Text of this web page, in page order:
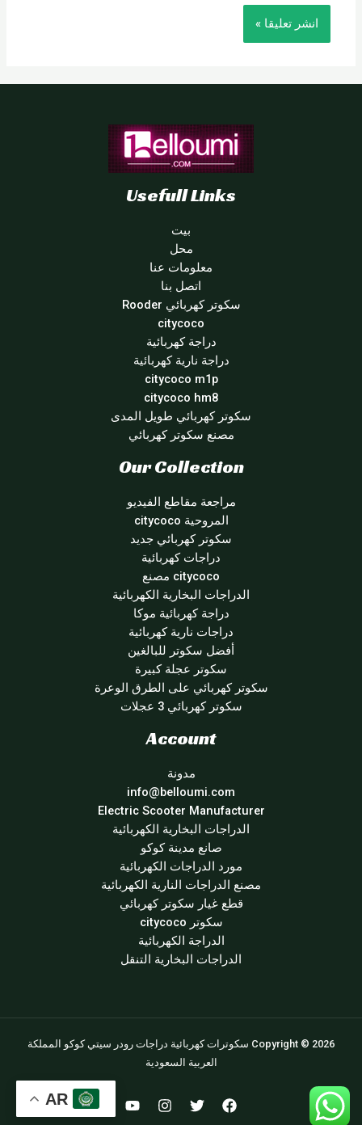
Usefull Links
بيت
محل
معلومات عنا
اتصل بنا
سكوتر كهربائي Rooder
citycoco
دراجة كهربائية
دراجة نارية كهربائية
citycoco m1p
citycoco hm8
سكوتر كهربائي طويل المدى
مصنع سكوتر كهربائي
Our Collection
مراجعة مقاطع الفيديو
المروحية citycoco
سكوتر كهربائي جديد
دراجات كهربائية
citycoco مصنع
الدراجات البخارية الكهربائية
دراجة كهربائية موكا
دراجات نارية كهربائية
أفضل سكوتر للبالغين
سكوتر عجلة كبيرة
سكوتر كهربائي على الطرق الوعرة
سكوتر كهربائي 3 عجلات
Account
مدونة
info@belloumi.com
Electric Scooter Manufacturer
الدراجات البخارية الكهربائية
صانع مدينة كوكو
مورد الدراجات الكهربائية
مصنع الدراجات النارية الكهربائية
قطع غيار سكوتر كهربائي
سكوتر citycoco
الدراجة الكهربائية
الدراجات البخارية التنقل
Copyright © 2026 سكوترات كهربائية دراجات رودر سيتي كوكو المملكة
العربية السعودية
AR